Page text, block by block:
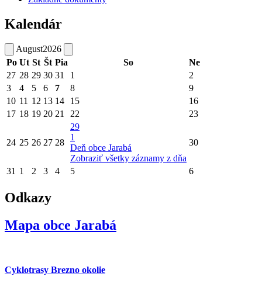
Kalendár
August2026
Po Ut St Št Pia So
Ne
27 28 29 30 31 1
2
3
4 5 6 7 8
9
10 11 12 13 14 15
16
17 18 19 20 21 22 23
24 25 26 27 28
29
1
Deň obce Jarabá
Zobraziť všetky záznamy z dňa
30
31 1 2 3 4 5 6
Odkazy
Mapa obce Jarabá
Cyklotrasy Brezno okolie